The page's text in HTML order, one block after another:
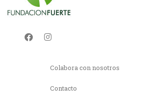
Colabora con nosotros
Contacto